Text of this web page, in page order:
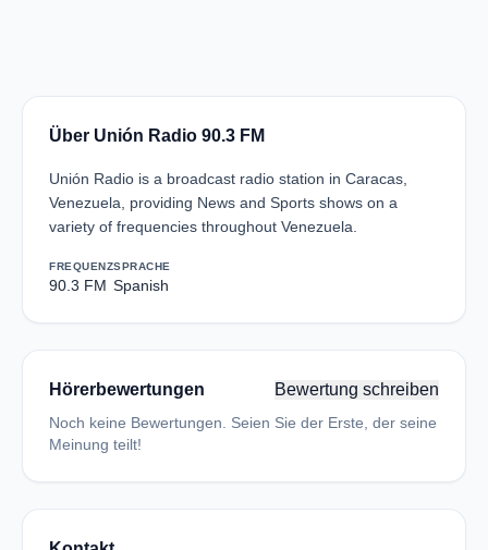
Über Unión Radio 90.3 FM
Unión Radio is a broadcast radio station in Caracas,
Venezuela, providing News and Sports shows on a
variety of frequencies throughout Venezuela.
FREQUENZ
90.3 FM
SPRACHE
Spanish
Hörerbewertungen Bewertung schreiben
Noch keine Bewertungen. Seien Sie der Erste, der seine
Meinung teilt!